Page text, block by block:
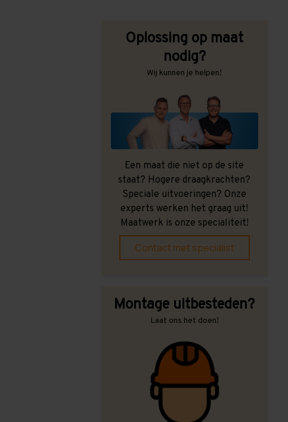
Oplossing op maat
nodig?
Wij kunnen je helpen!
Een maat die niet op de site
staat? Hogere draagkrachten?
Speciale uitvoeringen? Onze
experts werken het graag uit!
Maatwerk is onze specialiteit!
Contact met specialist
Montage uitbesteden?
Laat ons het doen!